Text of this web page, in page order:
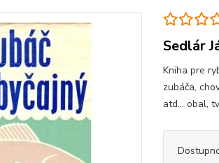
Sedlár
Kniha pre
zubáča,
atd... obal,